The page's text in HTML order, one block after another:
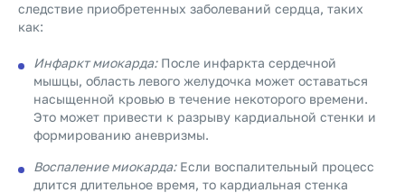
следствие приобретенных заболеваний сердца, таких
как:
Инфаркт миокарда:После инфаркта сердечной
мышцы, область левого желудочка может оставаться
насыщенной кровью в течение некоторого времени.
Это может привести к разрыву кардиальной стенки и
формированию аневризмы.
Воспаление миокарда:Если воспалительный процесс
длится длительное время, то кардиальная стенка